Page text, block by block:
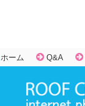
ホーム Q&A